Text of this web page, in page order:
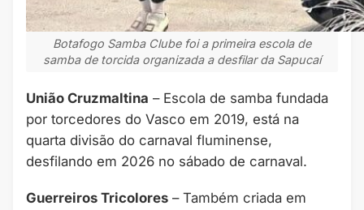
Botafogo Samba Clube foi a primeira escola de
samba de torcida organizada a desfilar da Sapucaí
União Cruzmaltina – Escola de samba fundada
por torcedores do Vasco em 2019, está na
quarta divisão do carnaval fluminense,
desfilando em 2026 no sábado de carnaval.
Guerreiros Tricolores – Também criada em